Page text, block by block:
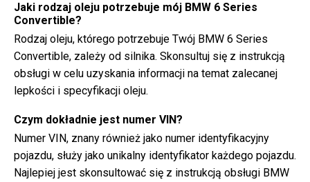
Jaki rodzaj oleju potrzebuje mój BMW 6 Series
Convertible?
Rodzaj oleju, którego potrzebuje Twój BMW 6 Series
Convertible, zależy od silnika. Skonsultuj się z instrukcją
obsługi w celu uzyskania informacji na temat zalecanej
lepkości i specyfikacji oleju.
Czym dokładnie jest numer VIN?
Numer VIN, znany również jako numer identyfikacyjny
pojazdu, służy jako unikalny identyfikator każdego pojazdu.
Najlepiej jest skonsultować się z instrukcją obsługi BMW